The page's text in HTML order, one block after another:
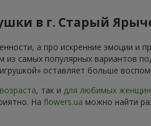
в г. Старый
а про искренние эмоции и
из самых популярных вариантов
оставляет больше
, так и для любимых женщин
На flowers.ua можно найти